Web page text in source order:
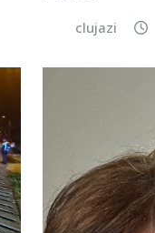
clujazi